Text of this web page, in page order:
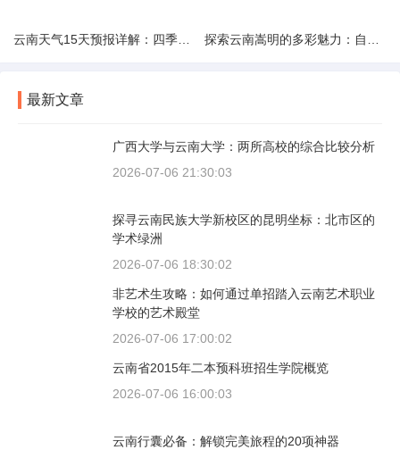
最新文章
广西大学与云南大学：两所高校的综合比较分析
2026-07-06 21:30:03
探寻云南民族大学新校区的昆明坐标：北市区的
学术绿洲
2026-07-06 18:30:02
非艺术生攻略：如何通过单招踏入云南艺术职业
学校的艺术殿堂
2026-07-06 17:00:02
云南省2015年二本预科班招生学院概览
2026-07-06 16:00:03
云南行囊必备：解锁完美旅程的20项神器